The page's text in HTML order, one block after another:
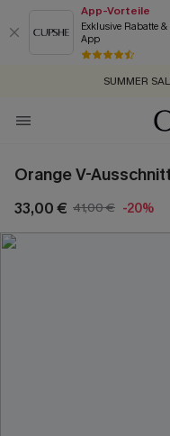
App-Vorteile
Exklusive Rabatte
App
GRATIS MASSBAND
SUMMER
ZUM NEWSLETTER:
Orange V-
33,00 € 41,00 € -20%